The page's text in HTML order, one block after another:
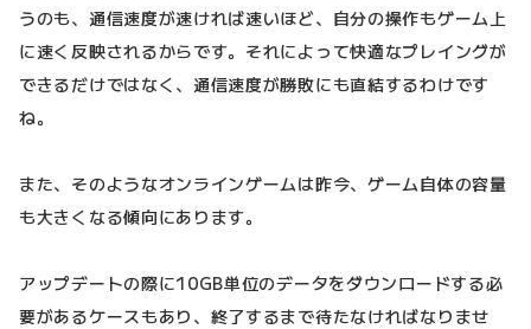
うのも、通信速度が速ければ速いほど、自分の操作もゲーム上
に速く反映されるからです。それによって快適なプレイングが
できるだけではなく、通信速度が勝敗にも直結するわけです
ね。
また、そのようなオンラインゲームは昨今、ゲーム自体の容量
も大きくなる傾向にあります。
アップデートの際に10GB単位のデータをダウンロードする必
要があるケースもあり、終了するまで待たなければなりませ